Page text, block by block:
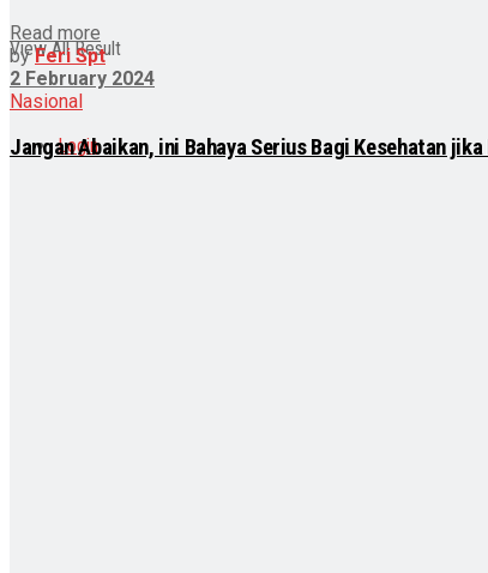
View All Result
Login
Read more
by Feri Spt
2 February 2024
Nasional
Jangan Abaikan, ini Bahaya Serius Bagi Kesehatan